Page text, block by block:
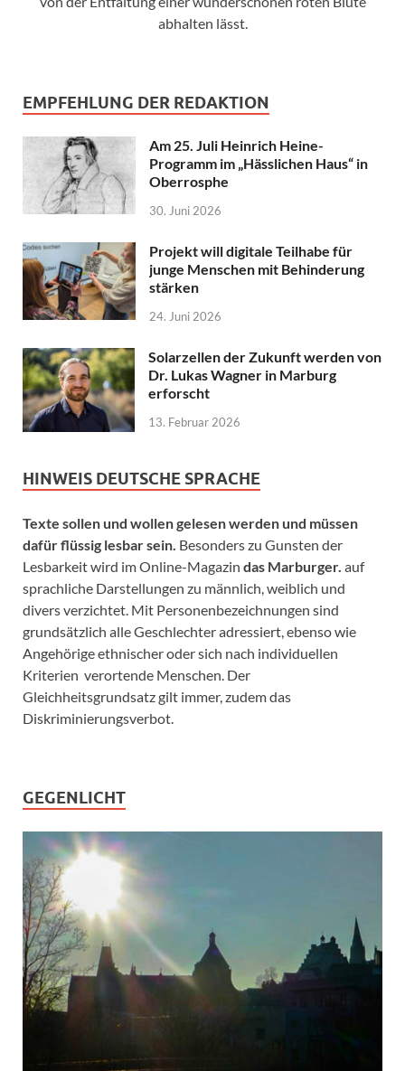
abhalten lässt.
EMPFEHLUNG DER REDAKTION
Am 25. Juli Heinrich Heine-
Programm im „Hässlichen Haus“ in
Oberrosphe
30. Juni 2026
Projekt will digitale Teilhabe für
junge Menschen mit Behinderung
stärken
24. Juni 2026
Solarzellen der Zukunft werden von
Dr. Lukas Wagner in Marburg
erforscht
13. Februar 2026
HINWEIS DEUTSCHE SPRACHE
Texte sollen und wollen gelesen werden und müssen
dafür flüssig lesbar sein. Besonders zu Gunsten der
Lesbarkeit wird im Online-Magazin das Marburger. auf
sprachliche Darstellungen zu männlich, weiblich und
divers verzichtet. Mit Personenbezeichnungen sind
grundsätzlich alle Geschlechter adressiert, ebenso wie
Angehörige ethnischer oder sich nach individuellen
Kriterien verortende Menschen. Der
Gleichheitsgrundsatz gilt immer, zudem das
Diskriminierungsverbot.
GEGENLICHT